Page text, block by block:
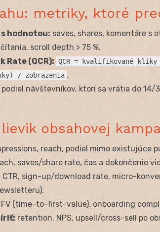
metriky, ktoré
hodnotou: saves, shares, komentáre s
scroll depth > 75 %.
Rate (QCR): QCR = kvalifikované
/ zobrazenia .
podiel návštevníkov, ktorí sa vrátia do 14/
obsahovej
reach, podiel mimo existujúce
saves/share rate, čas a dokončenie
CTR, sign-up/download rate, micro-
(time-to-first-value), onboarding
retention, NPS, upsell/cross-sell po